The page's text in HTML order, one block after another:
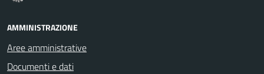
AMMINISTRAZIONE
Aree amministrative
Documenti e dati